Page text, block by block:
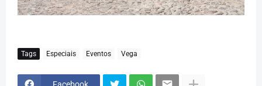
Tags Especiais Eventos Vega